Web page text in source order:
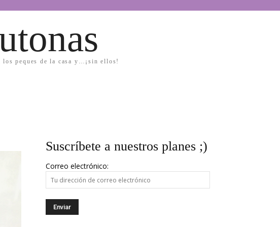
peques de la casa y…¡sin ellos!
Suscríbete a nuestros planes ;)
Correo electrónico: